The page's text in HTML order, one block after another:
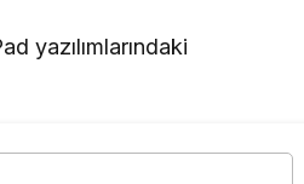
yazılımlarındaki